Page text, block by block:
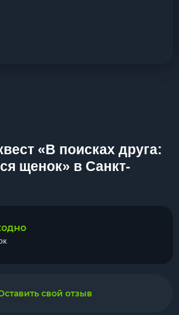
«В поисках друга:
щенок» в Санкт-
свой отзыв